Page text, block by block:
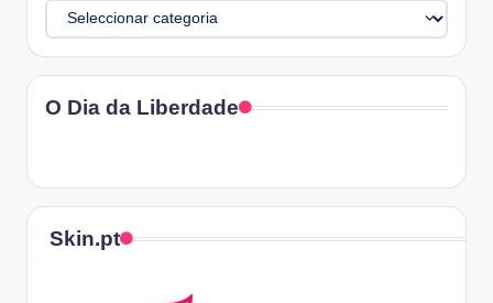
Categorias
O Dia da Liberdade
Skin.pt